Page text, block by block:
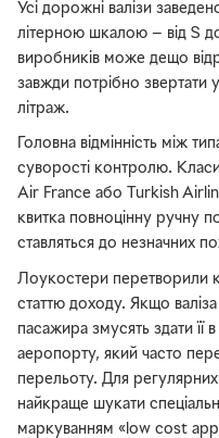
Усі дорожні валізи
літерною шкалою — від S
виробників може дещо
завжди потрібно звертати
літраж.
Головна відмінність між
суворості контролю.
Air France або Turkish
квитка повноцінну ручну
ставляться до незначних
Лоукостери перетворили
статтю доходу. Якщо
пасажира змусять здати її
аеропорту, який часто
перельоту. Для
найкраще шукати
маркуванням «low cost